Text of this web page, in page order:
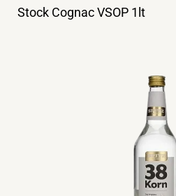
Stock Cognac VSOP 1lt